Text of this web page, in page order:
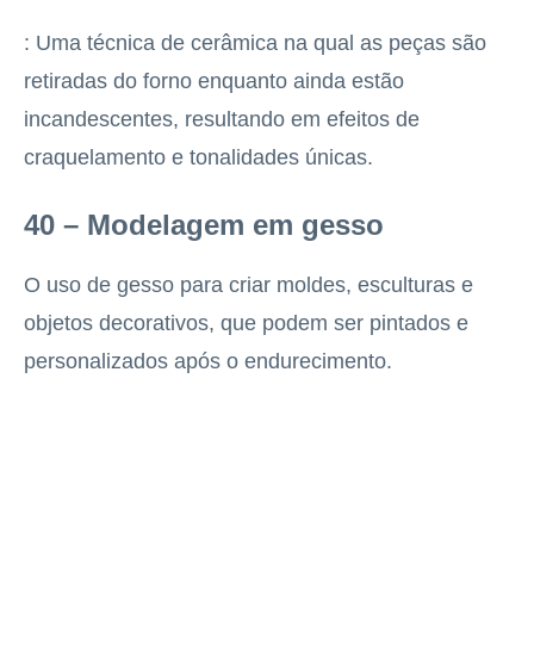
: Uma técnica de cerâmica na qual as peças são
retiradas do forno enquanto ainda estão
incandescentes, resultando em efeitos de
craquelamento e tonalidades únicas.
40 – Modelagem em gesso
O uso de gesso para criar moldes, esculturas e
objetos decorativos, que podem ser pintados e
personalizados após o endurecimento.